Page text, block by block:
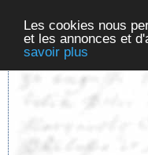
Les cookies nous
et les annonces et
savoir plus